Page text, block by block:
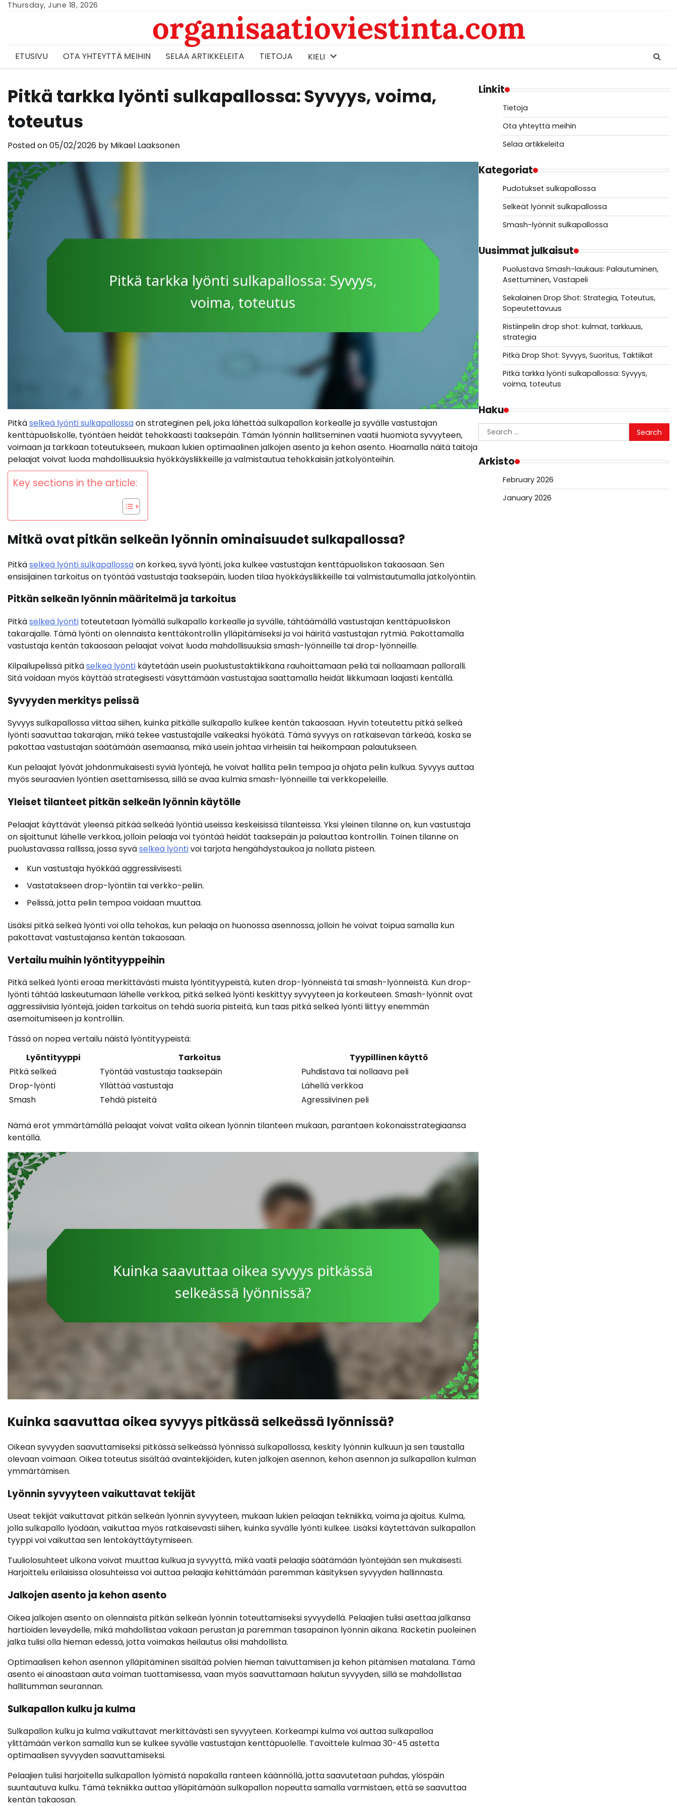
SkipThursday, June 18, 2026
organisaatioviestinta.com
ETUSIVU OTA YHTEYTTÄ MEIHIN SELAA ARTIKKELEITA TIETOJA KIELI
Pitkä tarkka lyönti sulkapallossa: Syvyys, voima,
toteutus
Posted on05/02/2026 by Mikael Laaksonen
Pitkäselkeä lyönti sulkapallossaon strateginen peli, joka lähettää sulkapallon korkealle ja syvälle vastustajan
kenttäpuoliskolle, työntäen heidät tehokkaasti taaksepäin. Tämän lyönnin hallitseminen vaatii huomiota syvyyteen,
voimaan ja tarkkaan toteutukseen, mukaan lukien optimaalinen jalkojen asento ja kehon asento. Hioamalla näitä taitoja
pelaajat voivat luoda mahdollisuuksia hyökkäysliikkeille ja valmistautua tehokkaisiin jatkolyönteihin.
Key sections in the article:
Mitkä ovat pitkän selkeän lyönnin ominaisuudet sulkapallossa?
Pitkäselkeä lyönti sulkapallossaon korkea, syvä lyönti, joka kulkee vastustajan kenttäpuoliskon takaosaan. Sen
ensisijainen tarkoitus on työntää vastustaja taaksepäin, luoden tilaa hyökkäysliikkeille tai valmistautumalla jatkolyöntiin.
Pitkän selkeän lyönnin määritelmä ja tarkoitus
Pitkäselkeä lyönti toteutetaan lyömällä sulkapallo korkealle ja syvälle, tähtäämällä vastustajan kenttäpuoliskon
takarajalle. Tämä lyönti on olennaista kenttäkontrollin ylläpitämiseksi ja voi häiritä vastustajan rytmiä. Pakottamalla
vastustaja kentän takaosaan pelaajat voivat luoda mahdollisuuksia smash-lyönneille tai drop-lyönneille.
Kilpailupelissä pitkäselkeä lyönti käytetään usein puolustustaktiikkana rauhoittamaan peliä tai nollaamaan palloralli.
Sitä voidaan myös käyttää strategisesti väsyttämään vastustajaa saattamalla heidät liikkumaan laajasti kentällä.
Syvyyden merkitys pelissä
Syvyys sulkapallossa viittaa siihen, kuinka pitkälle sulkapallo kulkee kentän takaosaan. Hyvin toteutettu pitkä selkeä
lyönti saavuttaa takarajan, mikä tekee vastustajalle vaikeaksi hyökätä. Tämä syvyys on ratkaisevan tärkeää, koska se
pakottaa vastustajan säätämään asemaansa, mikä usein johtaa virheisiin tai heikompaan palautukseen.
Kun pelaajat lyövät johdonmukaisesti syviä lyöntejä, he voivat hallita pelin tempoa ja ohjata pelin kulkua. Syvyys auttaa
myös seuraavien lyöntien asettamisessa, sillä se avaa kulmia smash-lyönneille tai verkkopeleille.
Yleiset tilanteet pitkän selkeän lyönnin käytölle
Pelaajat käyttävät yleensä pitkää selkeää lyöntiä useissa keskeisissä tilanteissa. Yksi yleinen tilanne on, kun vastustaja
on sijoittunut lähelle verkkoa, jolloin pelaaja voi työntää heidät taaksepäin ja palauttaa kontrollin. Toinen tilanne on
puolustavassa rallissa, jossa syväselkeä lyöntivoi tarjota hengähdystaukoa ja nollata pisteen.
Kun vastustaja hyökkää aggressiivisesti.
Vastatakseen drop-lyöntiin tai verkko-peliin.
Pelissä, jotta pelin tempoa voidaan muuttaa.
Lisäksi pitkä selkeä lyönti voi olla tehokas, kun pelaaja on huonossa asennossa, jolloin he voivat toipua samalla kun
pakottavat vastustajansa kentän takaosaan.
Vertailu muihin lyöntityyppeihin
Pitkä selkeä lyönti eroaa merkittävästi muista lyöntityypeistä, kuten drop-lyönneistä tai smash-lyönneistä. Kun drop-
lyönti tähtää laskeutumaan lähelle verkkoa, pitkä selkeä lyönti keskittyy syvyyteen ja korkeuteen. Smash-lyönnit ovat
aggressiivisia lyöntejä, joiden tarkoitus on tehdä suoria pisteitä, kun taas pitkä selkeä lyönti liittyy enemmän
asemoitumiseen ja kontrolliin.
Tässä on nopea vertailu näistä lyöntityypeistä:
Lyöntityyppi
Tarkoitus
Tyypillinen käyttö
Pitkä selkeä
Työntää vastustaja taaksepäin
Puhdistava tai nollaava peli
Drop-lyönti
Yllättää vastustaja
Lähellä verkkoa
Smash
Tehdä pisteitä Agressiivinen peli
Nämä erot ymmärtämällä pelaajat voivat valita oikean lyönnin tilanteen mukaan, parantaen kokonaisstrategiaansa
kentällä.
Kuinka saavuttaa oikea syvyys pitkässä selkeässä lyönnissä?
Oikean syvyyden saavuttamiseksi pitkässä selkeässä lyönnissä sulkapallossa, keskity lyönnin kulkuun ja sen taustalla
olevaan voimaan. Oikea toteutus sisältää avaintekijöiden, kuten jalkojen asennon, kehon asennon ja sulkapallon kulman
ymmärtämisen.
Lyönnin syvyyteen vaikuttavat tekijät
Useat tekijät vaikuttavat pitkän selkeän lyönnin syvyyteen, mukaan lukien pelaajan tekniikka, voima ja ajoitus. Kulma,
jolla sulkapallo lyödään, vaikuttaa myös ratkaisevasti siihen, kuinka syvälle lyönti kulkee. Lisäksi käytettävän sulkapallon
tyyppi voi vaikuttaa sen lentokäyttäytymiseen.
Tuuliolosuhteet ulkona voivat muuttaa kulkua ja syvyyttä, mikä vaatii pelaajia säätämään lyöntejään sen mukaisesti.
Harjoittelu erilaisissa olosuhteissa voi auttaa pelaajia kehittämään paremman käsityksen syvyyden hallinnasta.
Jalkojen asento ja kehon asento
Oikea jalkojen asento on olennaista pitkän selkeän lyönnin toteuttamiseksi syvyydellä. Pelaajien tulisi asettaa jalkansa
hartioiden leveydelle, mikä mahdollistaa vakaan perustan ja paremman tasapainon lyönnin aikana. Racketin puoleinen
jalka tulisi olla hieman edessä, jotta voimakas heilautus olisi mahdollista.
Optimaalisen kehon asennon ylläpitäminen sisältää polvien hieman taivuttamisen ja kehon pitämisen matalana. Tämä
asento ei ainoastaan auta voiman tuottamisessa, vaan myös saavuttamaan halutun syvyyden, sillä se mahdollistaa
hallitumman seurannan.
Sulkapallon kulku ja kulma
Sulkapallon kulku ja kulma vaikuttavat merkittävästi sen syvyyteen. Korkeampi kulma voi auttaa sulkapalloa
ylittämään verkon samalla kun se kulkee syvälle vastustajan kenttäpuolelle. Tavoittele kulmaa 30-45 astetta
optimaalisen syvyyden saavuttamiseksi.
Pelaajien tulisi harjoitella sulkapallon lyömistä napakalla ranteen käännöllä, jotta saavutetaan puhdas, ylöspäin
suuntautuva kulku. Tämä tekniikka auttaa ylläpitämään sulkapallon nopeutta samalla varmistaen, että se saavuttaa
kentän takaosan.
Linkit
Tietoja
Ota yhteyttä meihin
Selaa artikkeleita
Kategoriat
Pudotukset sulkapallossa
Selkeät lyönnit sulkapallossa
Smash-lyönnit sulkapallossa
Uusimmat julkaisut
Puolustava Smash-laukaus: Palautuminen,
Asettuminen, Vastapeli
Sekalainen Drop Shot: Strategia, Toteutus,
Sopeutettavuus
Ristiinpelin drop shot: kulmat, tarkkuus,
strategia
Pitkä Drop Shot: Syvyys, Suoritus, Taktiikat
Pitkä tarkka lyönti sulkapallossa: Syvyys,
voima, toteutus
Haku
Search
for:
Arkisto
February 2026
January 2026